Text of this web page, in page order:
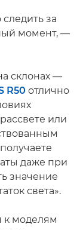
за
момент, —
склонах —
R50 отлично
или
даже при
значение
света».
к моделям